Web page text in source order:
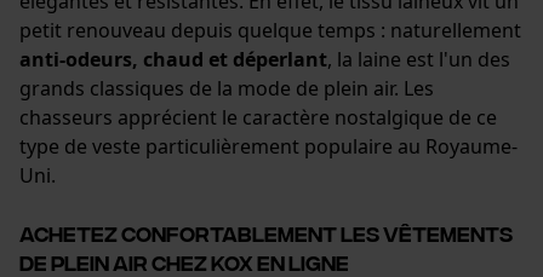
petit renouveau depuis quelque temps : naturellement
anti-odeurs, chaud et déperlant, la laine est l'un des
grands classiques de la mode de plein air. Les
chasseurs apprécient le caractère nostalgique de ce
type de veste particulièrement populaire au Royaume-
Uni.
Achetez confortablement les vêtements
de plein air chez KOX en ligne